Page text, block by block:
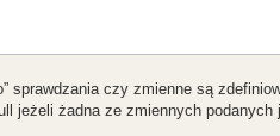
sprawdzania czy zmienne są
jeżeli żadna ze zmiennych